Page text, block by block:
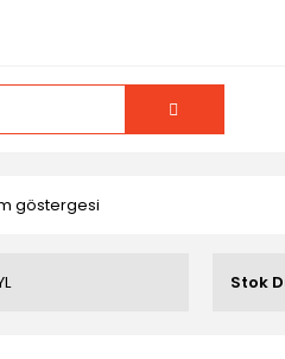
göstergesi
Stok